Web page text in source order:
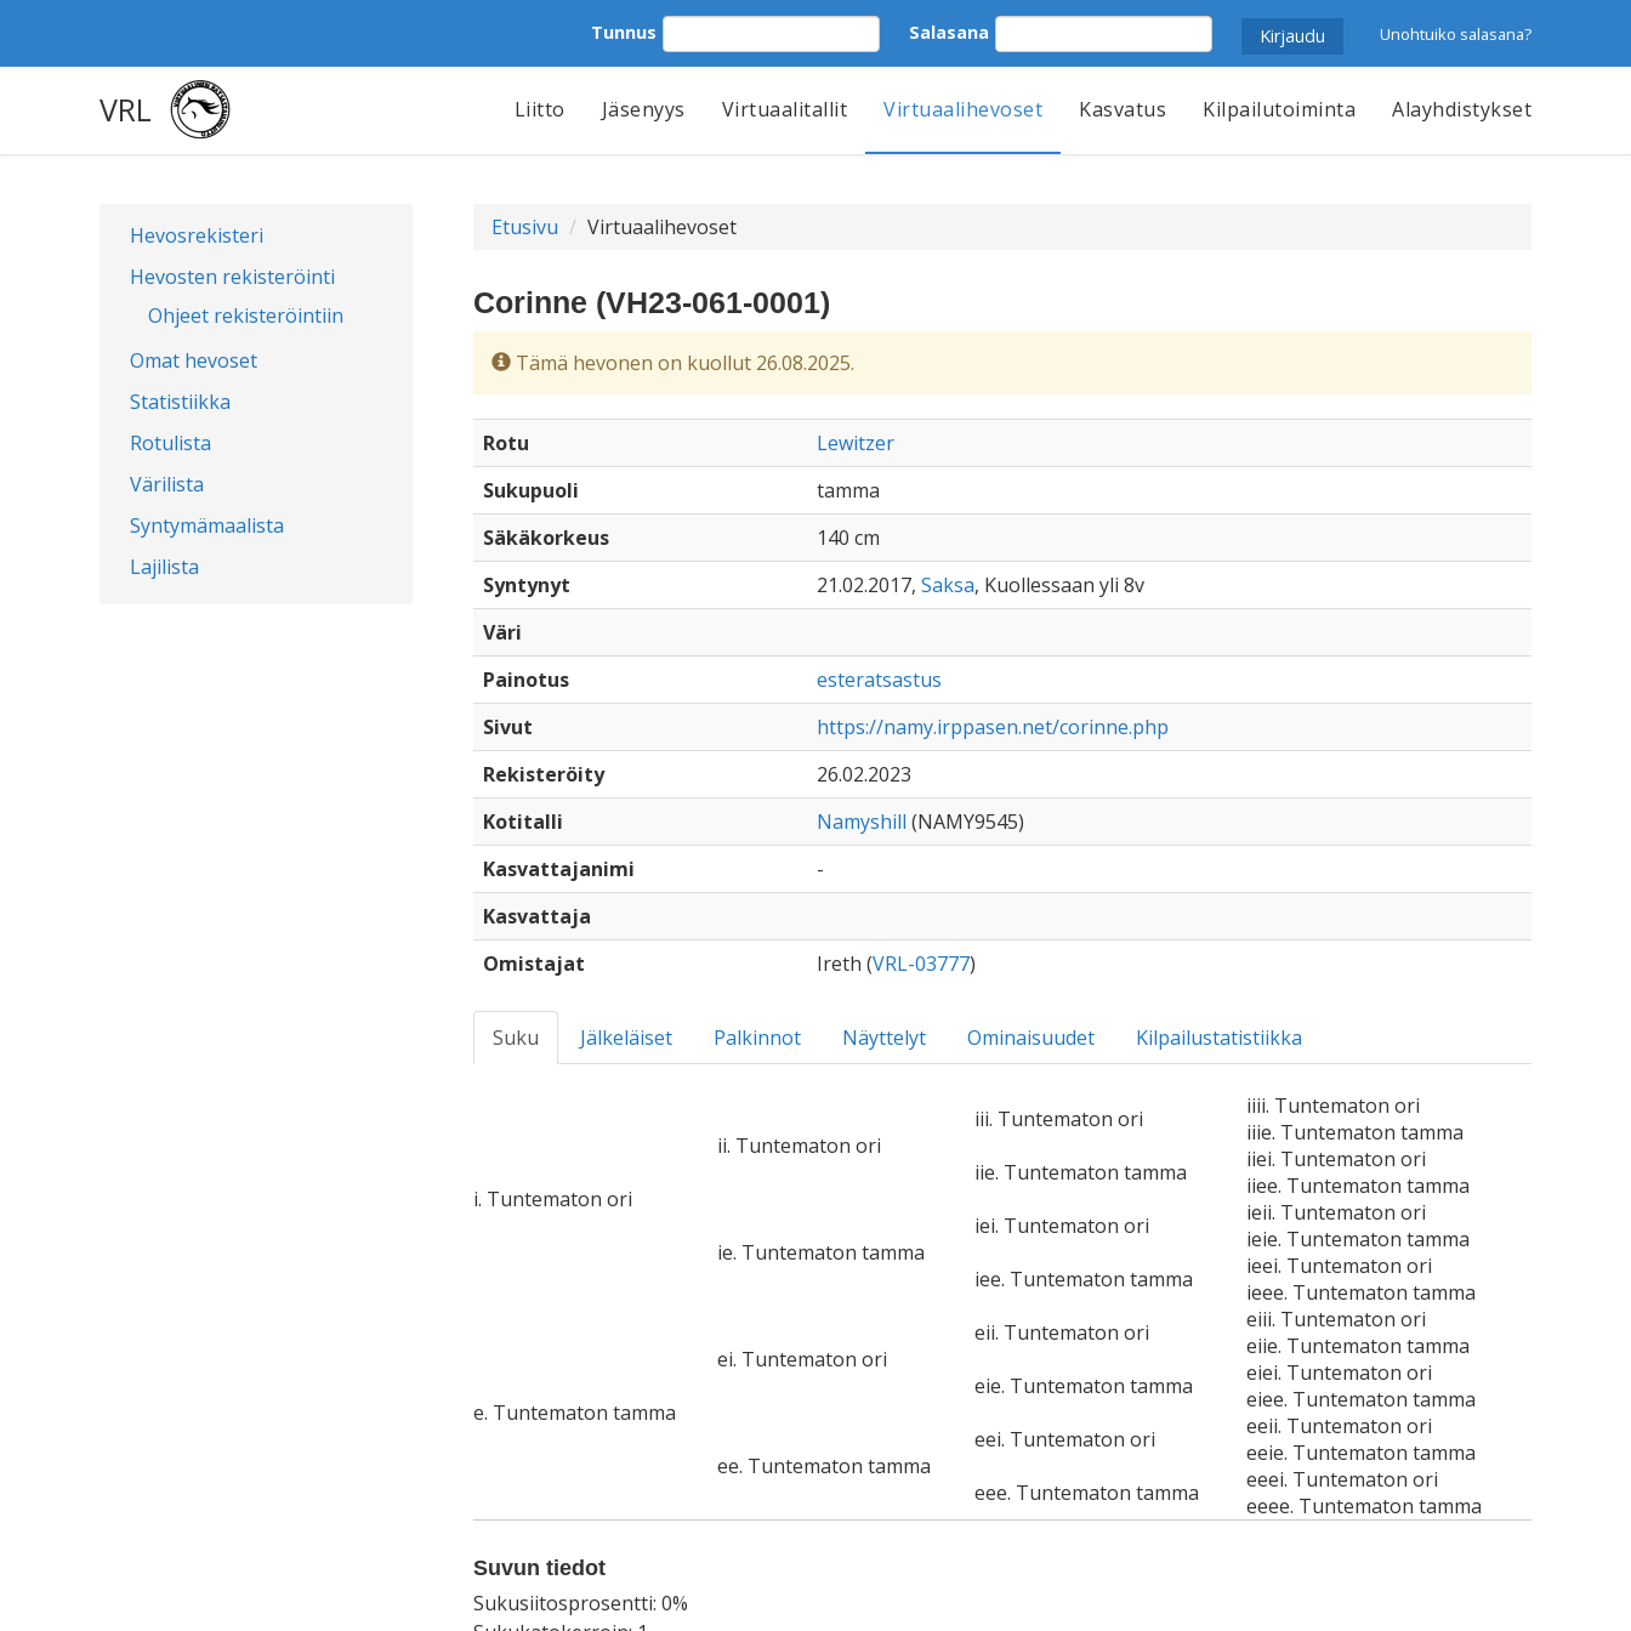
Tunnus Salasana Unohtuiko salasana?
VRL Liitto Jäsenyys Virtuaalitallit Virtuaalihevoset Kasvatus Kilpailutoiminta Alayhdistykset
Hevosrekisteri
Hevosten rekisteröinti
Ohjeet rekisteröintiin
Omat hevoset
Statistiikka
Rotulista
Värilista
Syntymämaalista
Lajilista
Etusivu Virtuaalihevoset
Corinne (VH23-061-0001)
Tämä hevonen on kuollut 26.08.2025.
Rotu
Lewitzer
Sukupuoli
tamma
Säkäkorkeus
140 cm
Syntynyt
21.02.2017, Saksa, Kuollessaan yli 8v
Väri
Painotus
esteratsastus
Sivut
https://namy.irppasen.net/corinne.php
Rekisteröity
26.02.2023
Kotitalli
Namyshill (NAMY9545)
Kasvattajanimi
-
Kasvattaja
Omistajat
Ireth (VRL-03777)
Suku Jälkeläiset Palkinnot Näyttelyt Ominaisuudet Kilpailustatistiikka
i. Tuntematon ori
ii. Tuntematon ori
iii. Tuntematon ori
iiii. Tuntematon ori
iiie. Tuntematon tamma
iie. Tuntematon tamma
iiei. Tuntematon ori
iiee. Tuntematon tamma
ie. Tuntematon tamma
iei. Tuntematon ori
ieii. Tuntematon ori
ieie. Tuntematon tamma
iee. Tuntematon tamma
ieei. Tuntematon ori
ieee. Tuntematon tamma
e. Tuntematon tamma
ei. Tuntematon ori
eii. Tuntematon ori
eiii. Tuntematon ori
eiie. Tuntematon tamma
eie. Tuntematon tamma
eiei. Tuntematon ori
eiee. Tuntematon tamma
ee. Tuntematon tamma
eei. Tuntematon ori
eeii. Tuntematon ori
eeie. Tuntematon tamma
eee. Tuntematon tamma
eeei. Tuntematon ori
eeee. Tuntematon tamma
Suvun tiedot
Sukusiitosprosentti: 0%